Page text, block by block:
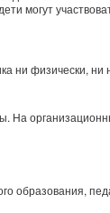
могут
ни физически, ни
На
образования,